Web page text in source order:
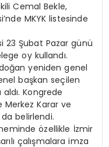
Cemal Bekle,
MKYK listesinde
23 Şubat Pazar günü
oy kullandı.
yeniden genel
başkan seçilen
Kongrede
Karar ve
belirlendi.
özellikle İzmir
çalışmalara imza